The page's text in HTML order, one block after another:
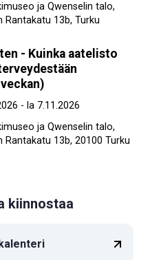
ja Qwenselin talo,
Rantakatu 13b, Turku
- Kuinka aatelisto
- la 7.11.2026
ja Qwenselin talo,
Rantakatu 13b, 20100 Turku
kiinnostaa